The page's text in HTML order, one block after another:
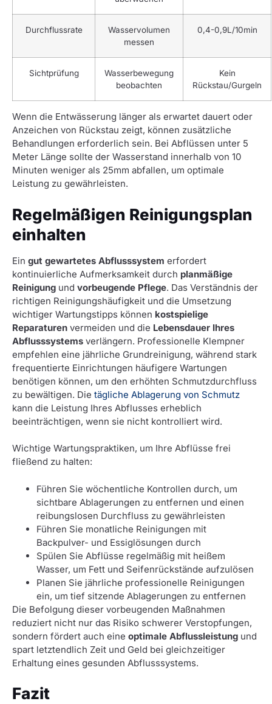
Durchflussrate
Wasservolumen
messen
0,4-0,9L/10min
Sichtprüfung
Wasserbewegung
beobachten
Kein
Rückstau/Gurgeln
Wenn die Entwässerung länger als erwartet dauert oder
Anzeichen von Rückstau zeigt, können zusätzliche
Behandlungen erforderlich sein. Bei Abflüssen unter 5
Meter Länge sollte der Wasserstand innerhalb von 10
Minuten weniger als 25mm abfallen, um optimale
Leistung zu gewährleisten.
Regelmäßigen Reinigungsplan
einhalten
Ein gut gewartetes Abflusssystem erfordert
kontinuierliche Aufmerksamkeit durch planmäßige
Reinigung und vorbeugende Pflege. Das Verständnis der
richtigen Reinigungshäufigkeit und die Umsetzung
wichtiger Wartungstipps können kostspielige
Reparaturen vermeiden und die Lebensdauer Ihres
Abflusssystems verlängern. Professionelle Klempner
empfehlen eine jährliche Grundreinigung, während stark
frequentierte Einrichtungen häufigere Wartungen
benötigen können, um den erhöhten Schmutzdurchfluss
zu bewältigen. Die tägliche Ablagerung von Schmutz
kann die Leistung Ihres Abflusses erheblich
beeinträchtigen, wenn sie nicht kontrolliert wird.
Wichtige Wartungspraktiken, um Ihre Abflüsse frei
fließend zu halten:
Führen Sie wöchentliche Kontrollen durch, um
sichtbare Ablagerungen zu entfernen und einen
reibungslosen Durchfluss zu gewährleisten
Führen Sie monatliche Reinigungen mit
Backpulver- und Essiglösungen durch
Spülen Sie Abflüsse regelmäßig mit heißem
Wasser, um Fett und Seifenrückstände aufzulösen
Planen Sie jährliche professionelle Reinigungen
ein, um tief sitzende Ablagerungen zu entfernen
Die Befolgung dieser vorbeugenden Maßnahmen
reduziert nicht nur das Risiko schwerer Verstopfungen,
sondern fördert auch eine optimale Abflussleistung und
spart letztendlich Zeit und Geld bei gleichzeitiger
Erhaltung eines gesunden Abflusssystems.
Fazit